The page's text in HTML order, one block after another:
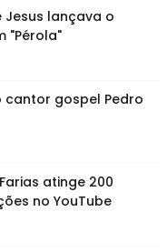
Jesus lançava o
"Pérola"
cantor gospel Pedro
atinge 200
no YouTube